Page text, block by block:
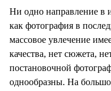
Ни одно направление в
как фотография в
массовое увлечение
качества, нет сюжета,
постановочной
однообразны. На